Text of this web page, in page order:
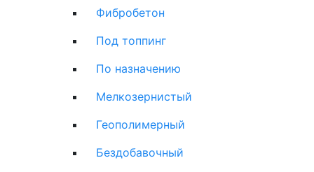
Фибробетон
Под топпинг
По назначению
Мелкозернистый
Геополимерный
Бездобавочный